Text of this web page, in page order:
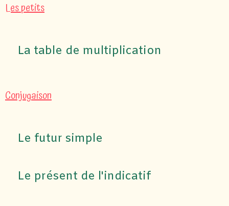
Les petits
La table de multiplication
Conjugaison
Le futur simple
Le présent de l'indicatif